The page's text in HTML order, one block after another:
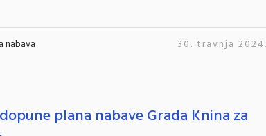
nabava 30. travnja
plana nabave Grada Knina za